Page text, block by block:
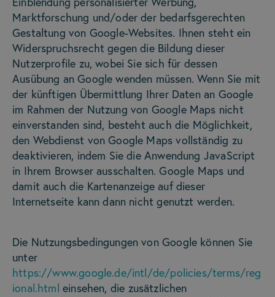
Marktforschung und/oder der bedarfsgerechten
Gestaltung von Google-Websites. Ihnen steht ein
Widerspruchsrecht gegen die Bildung dieser
Nutzerprofile zu, wobei Sie sich für dessen
Ausübung an Google wenden müssen. Wenn Sie mit
der künftigen Übermittlung Ihrer Daten an Google
im Rahmen der Nutzung von Google Maps nicht
einverstanden sind, besteht auch die Möglichkeit,
den Webdienst von Google Maps vollständig zu
deaktivieren, indem Sie die Anwendung JavaScript
in Ihrem Browser ausschalten. Google Maps und
damit auch die Kartenanzeige auf dieser
Internetseite kann dann nicht genutzt werden.
Die Nutzungsbedingungen von Google können Sie
unter
https://www.google.de/intl/de/policies/terms/reg
ional.html einsehen, die zusätzlichen